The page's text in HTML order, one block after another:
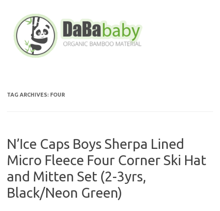
content
TAG ARCHIVES: FOUR
N’Ice Caps Boys Sherpa Lined
Micro Fleece Four Corner Ski Hat
and Mitten Set (2-3yrs,
Black/Neon Green)